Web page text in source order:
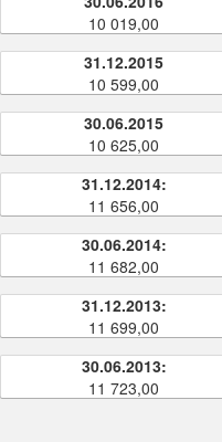
10 019,00
31.12.2015
10 599,00
30.06.2015
10 625,00
31.12.2014:
11 656,00
30.06.2014:
11 682,00
31.12.2013:
11 699,00
30.06.2013:
11 723,00